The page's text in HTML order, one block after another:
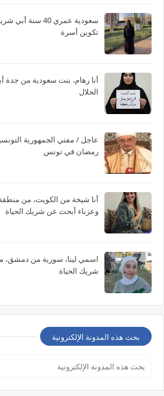
سعودية عمري 40
تكوين أسرة
أنا رهام، بنت سعودية من جدة
الحلال
عاجل / مفتي الجمهورية
رمضان في تونس
وعزباء أبحث عن شريك الحياة
اسمي لينا، سورية من دمشق،
شريك الحياة
بحث هذه المدونة الإلكترونية